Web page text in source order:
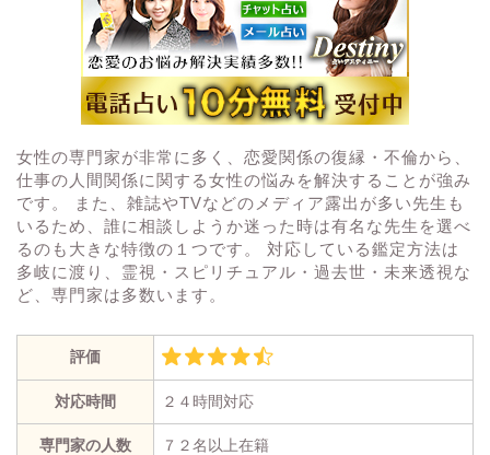
女性の専門家が非常に多く、恋愛関係の復縁・不倫から、
仕事の人間関係に関する女性の悩みを解決することが強み
です。 また、雑誌やTVなどのメディア露出が多い先生も
いるため、誰に相談しようか迷った時は有名な先生を選べ
るのも大きな特徴の１つです。 対応している鑑定方法は
多岐に渡り、霊視・スピリチュアル・過去世・未来透視な
ど、専門家は多数います。
評価
対応時間 ２４時間対応
専門家の人数 ７２名以上在籍